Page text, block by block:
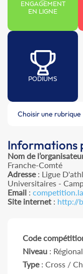
ENGAGEMENT
EN LIGNE
PODIUMS
Choisir une rubrique
Informations
Nom de
Franche-Comté
Adresse: Ligue
Universitaires -
Email :
Site internet : http://
Code
Niveau : Régional
Type: Cross /